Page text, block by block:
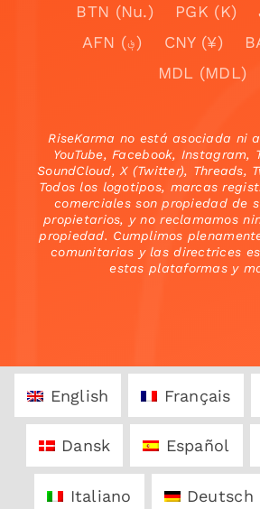
BTN (Nu.)
PGK (K)
AFN (؋)
CNY (¥)
MDL (MDL)
RiseKarma no está asociada ni
YouTube, Facebook, Instagram,
SoundCloud, X (Twitter), Threads,
Todos los logotipos, marcas
comerciales son propiedad de
propietarios, y no reclamamos
propiedad. Cumplimos
comunitarias y las directrices
estas plataformas y
English Français
Dansk Español
Italiano Deutsch